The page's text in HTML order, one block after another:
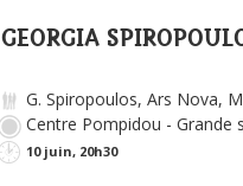
GEORGIA
G. Spiropoulos, Ars Nova,
Centre Pompidou - Grande
10 juin, 20h30